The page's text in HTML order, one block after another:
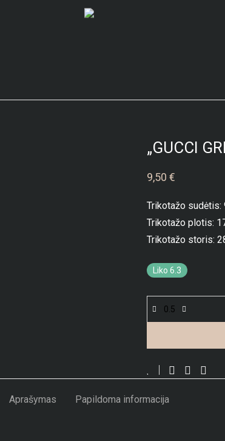
„GUCCI
9,50 €
Trikotažo sudėtis:
Trikotažo plotis:
Trikotažo storis:
Liko 6.3
Aprašymas Papildoma informacija